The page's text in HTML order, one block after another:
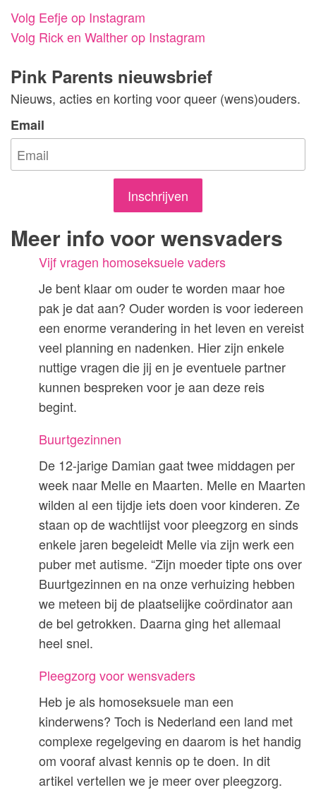
Volg Eefje op Instagram
Volg Rick en Walther op Instagram
Pink Parents nieuwsbrief
Nieuws, acties en korting voor queer (wens)ouders.
Email
Inschrijven
Meer info voor wensvaders
Vijf vragen homoseksuele vaders
Je bent klaar om ouder te worden maar hoe
pak je dat aan? Ouder worden is voor iedereen
een enorme verandering in het leven en vereist
veel planning en nadenken. Hier zijn enkele
nuttige vragen die jij en je eventuele partner
kunnen bespreken voor je aan deze reis
begint.
Buurtgezinnen
De 12-jarige Damian gaat twee middagen per
week naar Melle en Maarten. Melle en Maarten
wilden al een tijdje iets doen voor kinderen. Ze
staan op de wachtlijst voor pleegzorg en sinds
enkele jaren begeleidt Melle via zijn werk een
puber met autisme. “Zijn moeder tipte ons over
Buurtgezinnen en na onze verhuizing hebben
we meteen bij de plaatselijke coördinator aan
de bel getrokken. Daarna ging het allemaal
heel snel.
Pleegzorg voor wensvaders
Heb je als homoseksuele man een
kinderwens? Toch is Nederland een land met
complexe regelgeving en daarom is het handig
om vooraf alvast kennis op te doen. In dit
artikel vertellen we je meer over pleegzorg.